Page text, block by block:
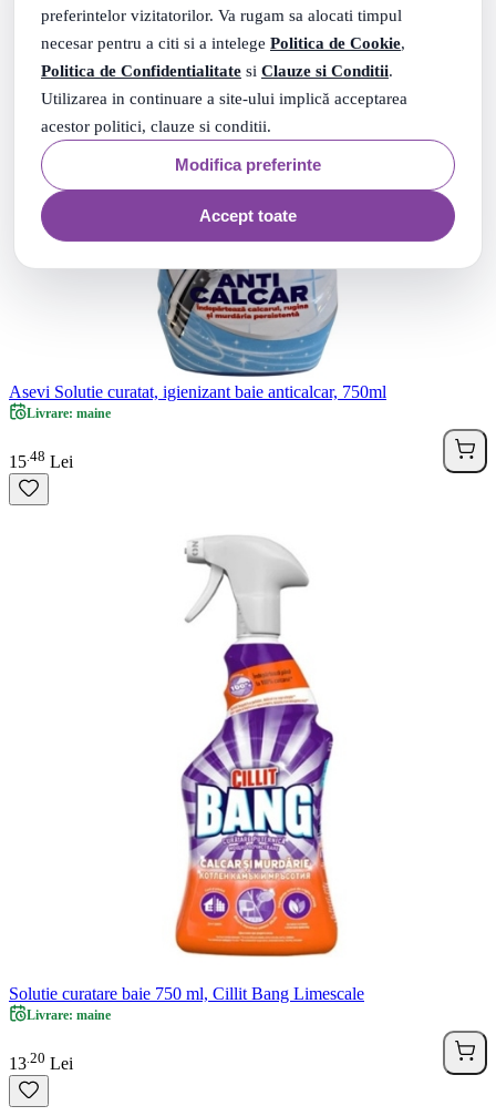
preferintelor vizitatorilor. Va rugam sa alocati timpul
necesar pentru a citi si a intelege Politica de Cookie,
Politica de Confidentialitate si Clauze si Conditii.
Utilizarea in continuare a site-ului implică acceptarea
acestor politici, clauze si conditii.
Modifica preferinte
Accept toate
Asevi Solutie curatat, igienizant baie anticalcar, 750ml
Livrare: maine
15 48 Lei
Solutie curatare baie 750 ml, Cillit Bang Limescale
Livrare: maine
13 20 Lei